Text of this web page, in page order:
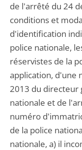
de l'arrêté du 24
conditions et
d'identification
police nationale,
réservistes de la
application, d'une
2013 du directeur
nationale et de
numéro
de la police
nationale, a) il